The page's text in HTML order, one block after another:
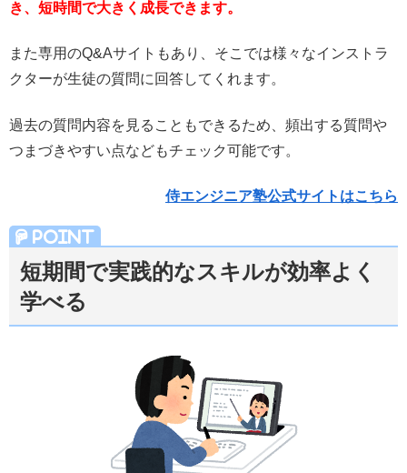
き、短時間で大きく成長できます。
また専用のQ&Aサイトもあり、そこでは様々なインストラ
クターが生徒の質問に回答してくれます。
過去の質問内容を見ることもできるため、頻出する質問や
つまづきやすい点などもチェック可能です。
侍エンジニア塾公式サイトはこちら
短期間で実践的なスキルが効率よく
学べる